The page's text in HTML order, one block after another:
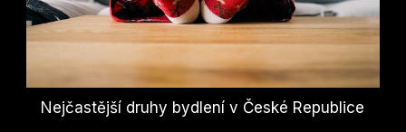
Nejčastější druhy bydlení v České Republice